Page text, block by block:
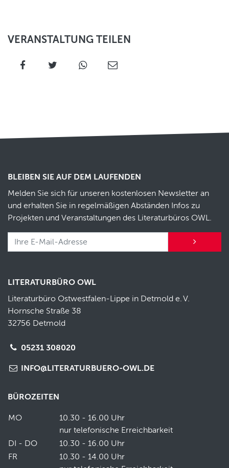
VERANSTALTUNG TEILEN
BLEIBEN SIE AUF DEM LAUFENDEN
Melden Sie sich für unseren kostenlosen Newsletter an
und erhalten Sie in regelmäßigen Abständen Infos zu
Projekten und Veranstaltungen des Literaturbüros OWL.
LITERATURBÜRO OWL
Literaturbüro Ostwestfalen-Lippe in Detmold e.V.
Hornsche Straße 38
32756 Detmold
05231 308020
INFO@LITERATURBUERO-OWL.DE
BÜROZEITEN
MO
10.30 - 16.00 Uhr
nur telefonische Erreichbarkeit
DI - DO
10.30 - 16.00 Uhr
FR
10.30 - 14.00 Uhr